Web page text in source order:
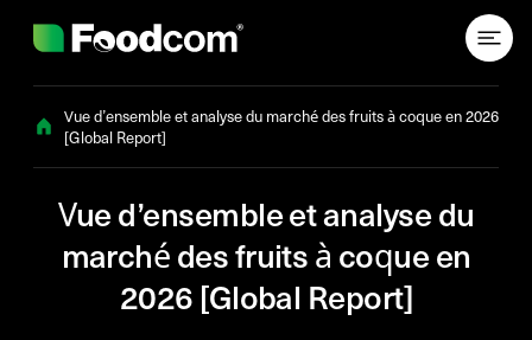
Vue d’ensemble et analyse du marché des fruits à coque en 2026
[Global Report]
Vue d’ensemble et analyse du
marché des fruits à coque en
2026 [Global Report]